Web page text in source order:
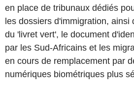
en place de tribunaux dédiés
les dossiers d'immigration, ainsi
du 'livret vert', le document
par les Sud-Africains et les
en cours de remplacement par
numériques biométriques plus